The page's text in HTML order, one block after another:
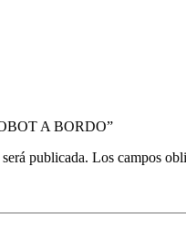
A BORDO”
publicada. Los campos